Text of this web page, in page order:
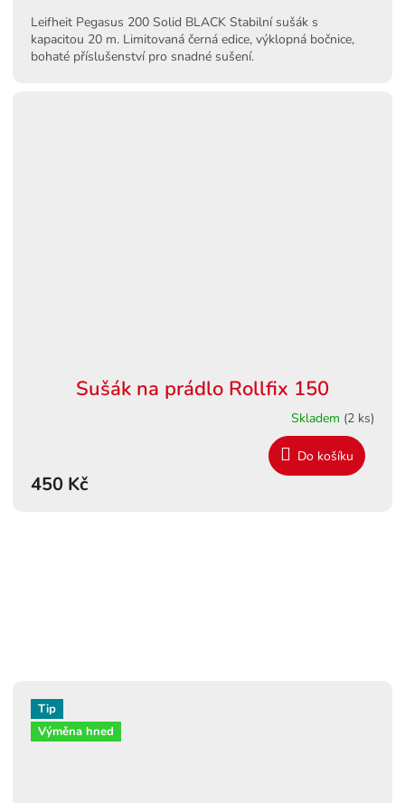
Leifheit Pegasus 200 Solid BLACK Stabilní sušák s
kapacitou 20 m. Limitovaná černá edice, výklopná bočnice,
bohaté příslušenství pro snadné sušení.
Sušák na prádlo Rollfix 150
Skladem (2 ks)
450 Kč
Do košíku
Tip
Výměna hned